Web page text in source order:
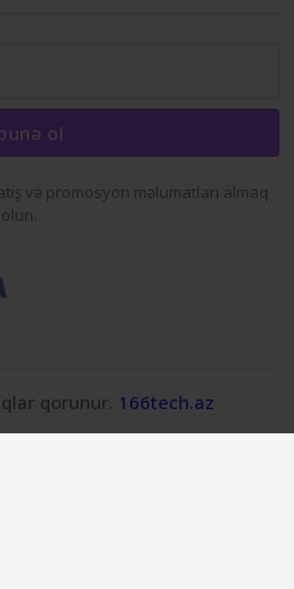
ol
və promosyon məlumatları almaq
qorunur. 166tech.az